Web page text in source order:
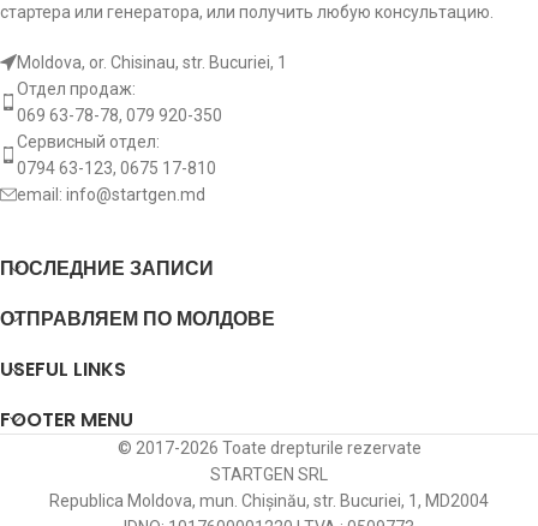
p5: Тип клемма 50 Terminal
b5:
Диаметр
клемма 50
b3:
Диаметр
клемма 30
клемма 15
b+: Диаметр B+
le: Длина
втягивающее
le: Длина 129
дополнительное
втягивающее
стартера или генератора, или получить любую консультацию.
Moldova, or. Chisinau, str. Bucuriei, 1
Отдел продаж:
069 63-78-78, 079 920-350
Сервисный отдел:
0794 63-123, 0675 17-810
email: info@startgen.md
ПОСЛЕДНИЕ ЗАПИСИ
ОТПРАВЛЯЕМ ПО МОЛДОВЕ
USEFUL LINKS
FOOTER MENU
© 2017-2026 Toate drepturile rezervate
STARTGEN SRL
Republica Moldova, mun. Chișinău, str. Bucuriei, 1, MD2004